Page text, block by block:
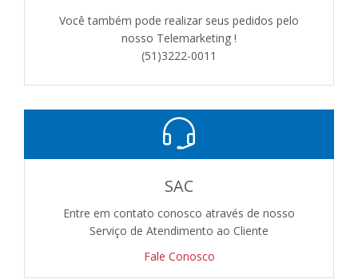
Você também pode realizar seus pedidos pelo
nosso Telemarketing !
(51)3222-0011
SAC
Entre em contato conosco através de nosso
Serviço de Atendimento ao Cliente
Fale Conosco